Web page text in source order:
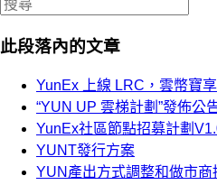
此段落內的文章
YunEx 上線 LRC，雲幣寶
“YUN UP 雲梯計劃”發佈公
YunEx社區節點招募計劃
YUNT發行方案
YUN產出方式調整和做市商